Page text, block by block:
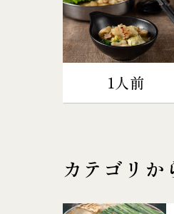
1人前
カテゴリか